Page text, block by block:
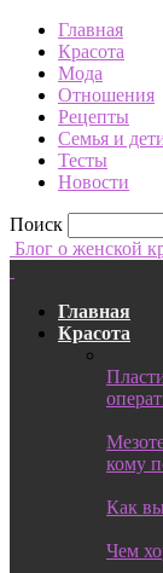
Главная
Красота
Мода
Отношения
Рецепты
Семья и
Тесты
Новости
Поиск
Блог о женской
Главная
Красота
кому
Как
Чем